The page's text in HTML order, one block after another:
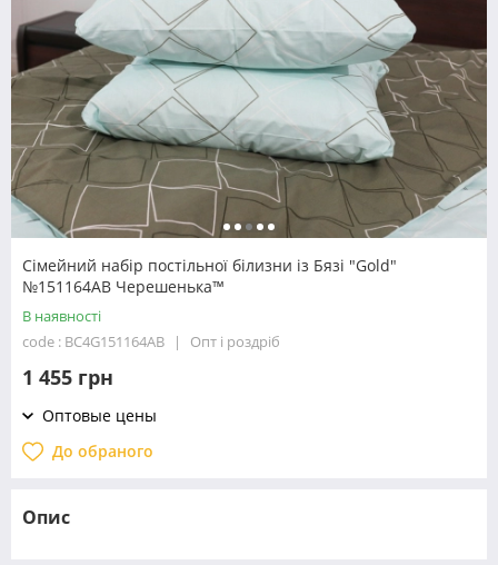
Сімейний набір постільної білизни із Бязі "Gold"
№151164AB Черешенька™
В наявності
code : BC4G151164AB
Опт і роздріб
1 455 грн
Оптовые цены
До обраного
Опис